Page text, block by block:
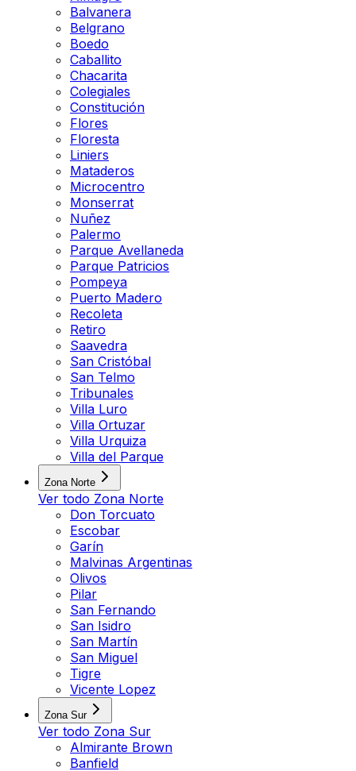
Balvanera
Belgrano
Boedo
Caballito
Chacarita
Colegiales
Constitución
Flores
Floresta
Liniers
Mataderos
Microcentro
Monserrat
Nuñez
Palermo
Parque Avellaneda
Parque Patricios
Pompeya
Puerto Madero
Recoleta
Retiro
Saavedra
San Cristóbal
San Telmo
Tribunales
Villa Luro
Villa Ortuzar
Villa Urquiza
Villa del Parque
Zona Norte
Ver todo Zona Norte
Don Torcuato
Escobar
Garín
Malvinas Argentinas
Olivos
Pilar
San Fernando
San Isidro
San Martín
San Miguel
Tigre
Vicente Lopez
Zona Sur
Ver todo Zona Sur
Almirante Brown
Banfield